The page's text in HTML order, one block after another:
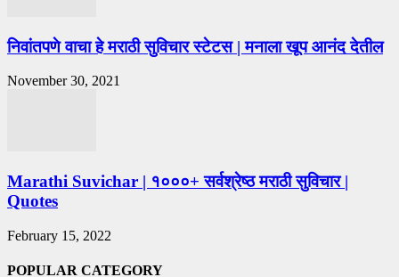
निवांतपणे वाचा हे मराठी सुविचार स्टेटस | मनाला खूप आनंद देतील
November 30, 2021
Marathi Suvichar | १०००+ सर्वश्रेष्ठ मराठी सुविचार |
Quotes
February 15, 2022
POPULAR CATEGORY